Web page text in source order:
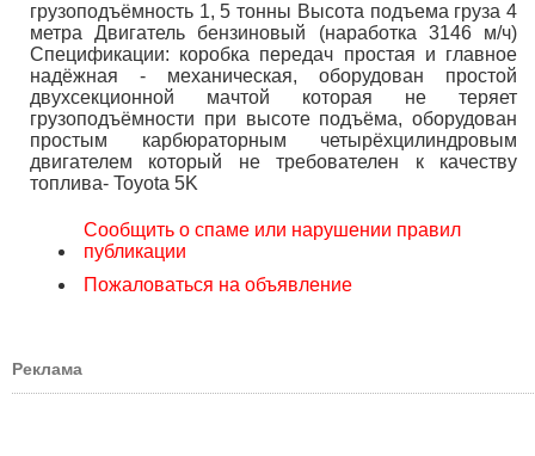
грузоподъёмность 1, 5 тонны Высота подъема груза 4
метра Двигатель бензиновый (наработка 3146 м/ч)
Спецификации: коробка передач простая и главное
надёжная - механическая, оборудован простой
двухсекционной мачтой которая не теряет
грузоподъёмности при высоте подъёма, оборудован
простым карбюраторным четырёхцилиндровым
двигателем который не требователен к качеству
топлива- Toyota 5K
Сообщить о спаме или нарушении правил
публикации
Пожаловаться на объявление
Реклама